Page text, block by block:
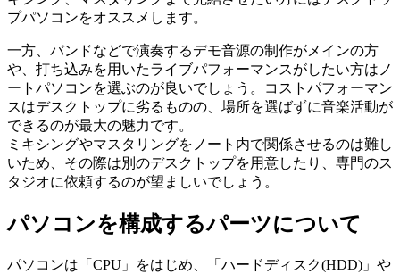
プパソコンをオススメします。
一方、バンドなどで演奏するデモ音源の制作がメインの方
や、打ち込みを用いたライブパフォーマンスがしたい方はノ
ートパソコンを選ぶのが良いでしょう。コストパフォーマン
スはデスクトップに劣るものの、場所を選ばずに音楽活動が
できるのが最大の魅力です。
ミキシングやマスタリングをノート内で関係させるのは難し
いため、その際は別のデスクトップを用意したり、専門のス
タジオに依頼するのが望ましいでしょう。
パソコンを構成するパーツについて
パソコンは「CPU」をはじめ、「ハードディスク(HDD)」や